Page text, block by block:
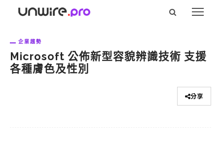
企業趨勢
Microsoft 公佈新型容貌辨識技術 支援
各種膚色及性別
分享